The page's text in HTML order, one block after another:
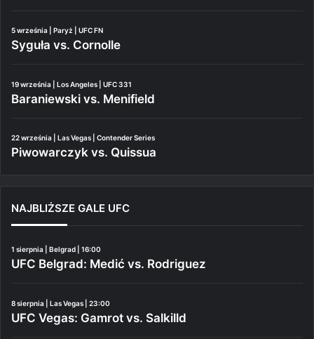
5 września | Paryż | UFC FN
Syguła vs. Cornolle
19 września | Los Angeles | UFC 331
Baraniewski vs. Menifield
22 września | Las Vegas | Contender Series
Piwowarczyk vs. Quissua
NAJBLIŻSZE GALE UFC
1 sierpnia | Belgrad | 16:00
UFC Belgrad: Medić vs. Rodriguez
8 sierpnia | Las Vegas | 23:00
UFC Vegas: Gamrot vs. Salkilld